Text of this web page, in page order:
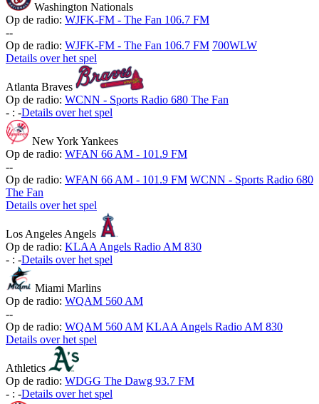
Washington Nationals
Op de radio: WJFK-FM - The Fan 106.7 FM
--
Op de radio: WJFK-FM - The Fan 106.7 FM 700WLW
Details over het spel
Atlanta Braves
Op de radio: WCNN - Sports Radio 680 The Fan
- : -Details over het spel
New York Yankees
Op de radio: WFAN 66 AM - 101.9 FM
--
Op de radio: WFAN 66 AM - 101.9 FM WCNN - Sports Radio 680
The Fan
Details over het spel
Los Angeles Angels
Op de radio: KLAA Angels Radio AM 830
- : -Details over het spel
Miami Marlins
Op de radio: WQAM 560 AM
--
Op de radio: WQAM 560 AM KLAA Angels Radio AM 830
Details over het spel
Athletics
Op de radio: WDGG The Dawg 93.7 FM
- : -Details over het spel